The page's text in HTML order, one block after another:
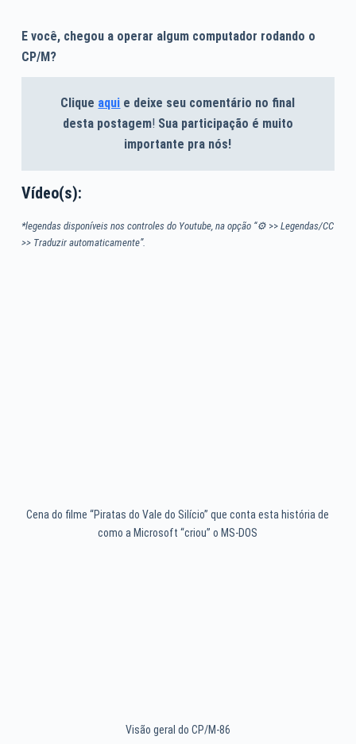
E você, chegou a operar algum computador rodando o
CP/M?
Clique aqui e deixe seu comentário no final
desta postagem! Sua participação é muito
importante pra nós!
Vídeo(s):
*legendas disponíveis nos controles do Youtube, na opção “⚙>> Legendas/CC
>> Traduzir automaticamente”.
Cena do filme “Piratas do Vale do Silício” que conta esta história de
como a Microsoft “criou” o MS-DOS
Visão geral do CP/M-86